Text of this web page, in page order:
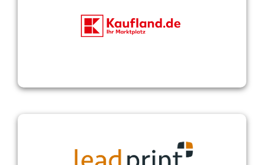
Kaufland